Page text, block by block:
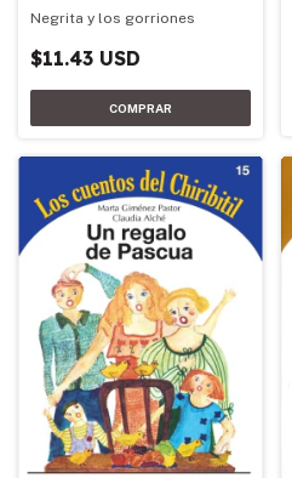
Negrita y los gorriones
$11.43 USD